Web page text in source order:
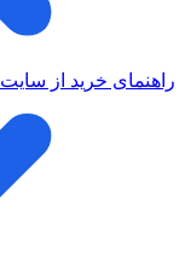
راهنمای خرید از سایت